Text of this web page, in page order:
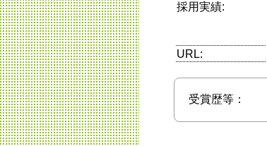
採用実績:
URL:
受賞歴等：